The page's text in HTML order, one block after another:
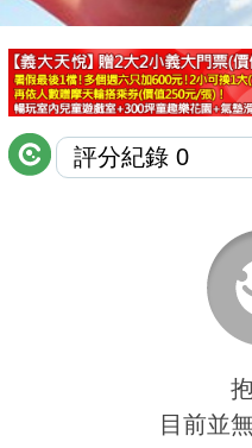
推薦景點
討論區
聯絡我們
目前並